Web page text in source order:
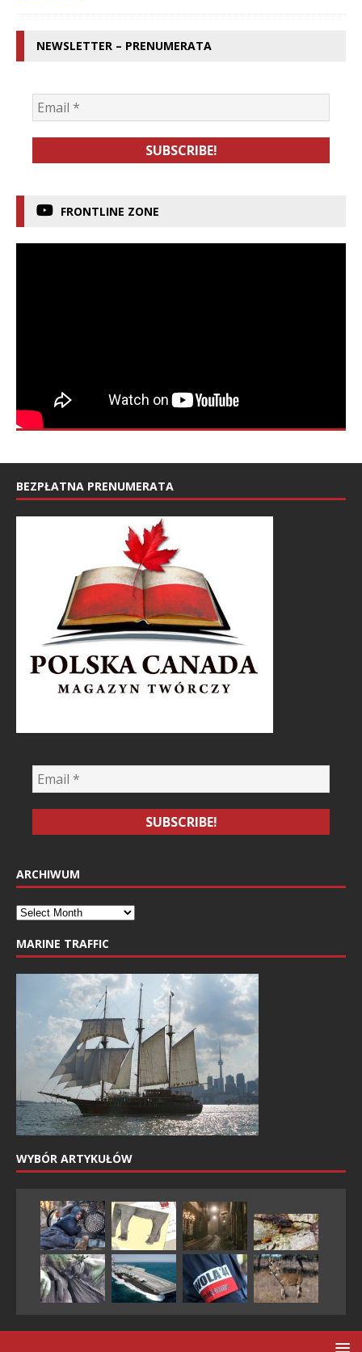
NEWSLETTER – PRENUMERATA
FRONTLINE ZONE
BEZPŁATNA PRENUMERATA
ARCHIWUM
MARINE TRAFFIC
WYBÓR ARTYKUŁÓW